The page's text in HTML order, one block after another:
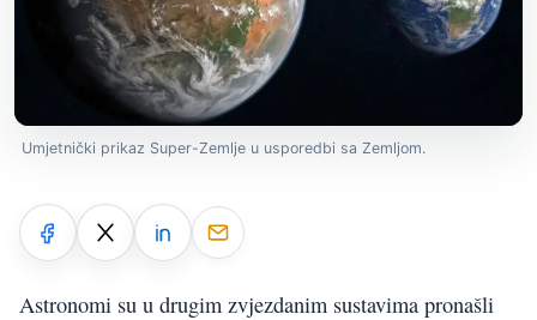
Umjetnički prikaz Super-Zemlje u usporedbi sa Zemljom.
Astronomi su u drugim zvjezdanim sustavima pronašli